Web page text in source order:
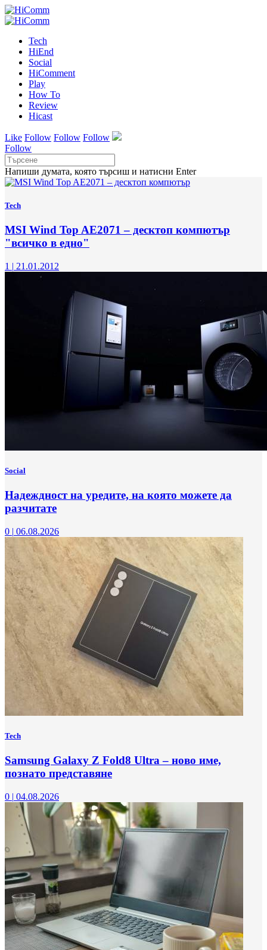
Tech
HiEnd
Social
HiComment
Play
How To
Review
Hicast
Like Follow Follow Follow
Follow
Напиши думата, която търсиш и натисни Enter
Tech
MSI Wind Top AE2071 – десктоп компютър
"всичко в едно"
1 | 21.01.2012
Social
Надеждност на уредите, на която можете да
разчитате
0 | 06.08.2026
Tech
Samsung Galaxy Z Fold8 Ultra – ново име,
познато представяне
0 | 04.08.2026